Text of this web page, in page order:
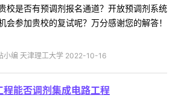
校是否有预调剂报名通道？开放预调剂系统
参加贵校的复试呢？万分感谢您的解答！
小编 天津理工大学 2022-10-16
能否调剂集成电路工程